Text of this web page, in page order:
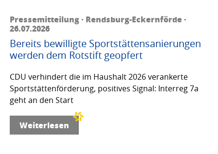
Pressemitteilung · Rendsburg-Eckernförde ·
26.07.2026
Bereits bewilligte Sportstättensanierungen
werden dem Rotstift geopfert
CDU verhindert die im Haushalt 2026 verankerte
Sportstättenförderung, positives Signal: Interreg 7a
geht an den Start
Weiterlesen